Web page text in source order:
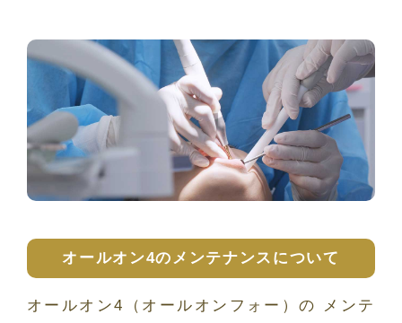
オールオン4のメンテナンスについて
オールオン4（オールオンフォー）の メンテ